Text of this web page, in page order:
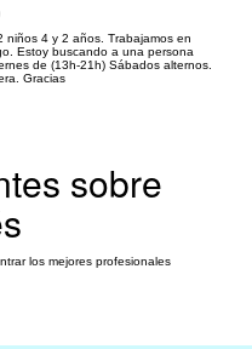
niños 4 y 2 años. Trabajamos en
Estoy buscando a una persona
de (13h-21h) Sábados alternos.
Gracias
sobre
los mejores profesionales